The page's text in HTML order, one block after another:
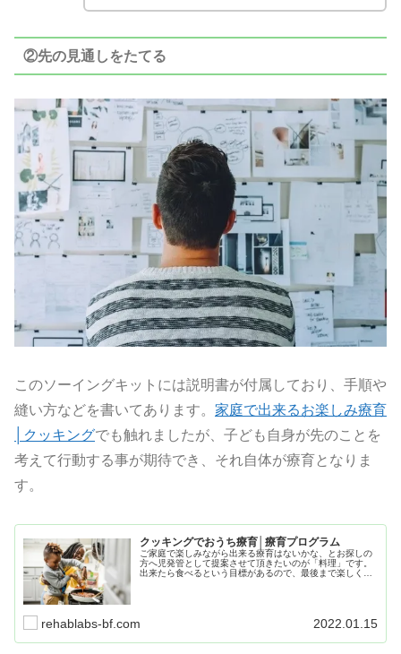
②先の見通しをたてる
このソーイングキットには説明書が付属しており、手順や
縫い方などを書いてあります。 家庭で出来るお楽しみ療育
│クッキングでも触れましたが、子ども自身が先のことを
考えて行動する事が期待でき、それ自体が療育となりま
す。
クッキングでおうち療育│療育プログラム
ご家庭で楽しみながら出来る療育はないかな、とお探しの
方へ児発管として提案させて頂きたいのが「料理」です。
出来たら食べるという目標があるので、最後まで楽しく取
rehablabs-bf.com 2022.01.15